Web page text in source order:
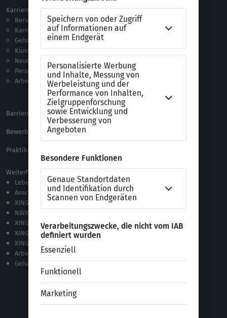
Karriere
Berufseinstieg
Karriere machen
Gehalt
Kündigung
Neue Arbeitswelt
Personalführung
Arbeitsrecht
Vorlagen & Tests
Anschreiben-Vorlagen
Lebenslauf-Vorlagen
Checklisten
Testverfahren
Alle Word-Dateien
Alle Downloads
Barrierefreiheitserklärung
XING Impressum
Bewerbungs-FAQ
Praktikum Online Marketing
Weiterführende Links
Lebenslauf-Editor
Anschreiben-Editor
XING Stellenmarkt
NWX – „Alles zur Zukunft der Arbeit“
XING Campus
XING News
XING ProJobs
Arbeitgeber-Bewertungen
Gehaltsvergleich